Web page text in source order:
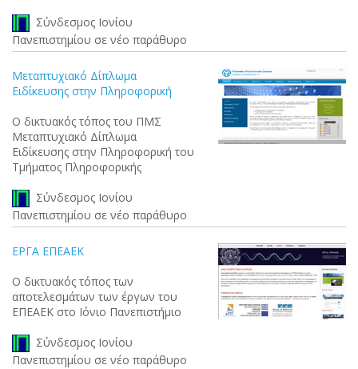
Σύνδεσμος Ιονίου
Πανεπιστημίου σε νέο παράθυρο
Μεταπτυχιακό Δίπλωμα
Ειδίκευσης στην Πληροφορική
Ο δικτυακός τόπος του ΠΜΣ
Μεταπτυχιακό Δίπλωμα
Ειδίκευσης στην Πληροφορική του
Τμήματος Πληροφορικής
Σύνδεσμος Ιονίου
Πανεπιστημίου σε νέο παράθυρο
ΕΡΓΑ ΕΠΕΑΕΚ
Ο δικτυακός τόπος των
αποτελεσμάτων των έργων του
ΕΠΕΑΕΚ στο Ιόνιο Πανεπιστήμιο
Σύνδεσμος Ιονίου
Πανεπιστημίου σε νέο παράθυρο